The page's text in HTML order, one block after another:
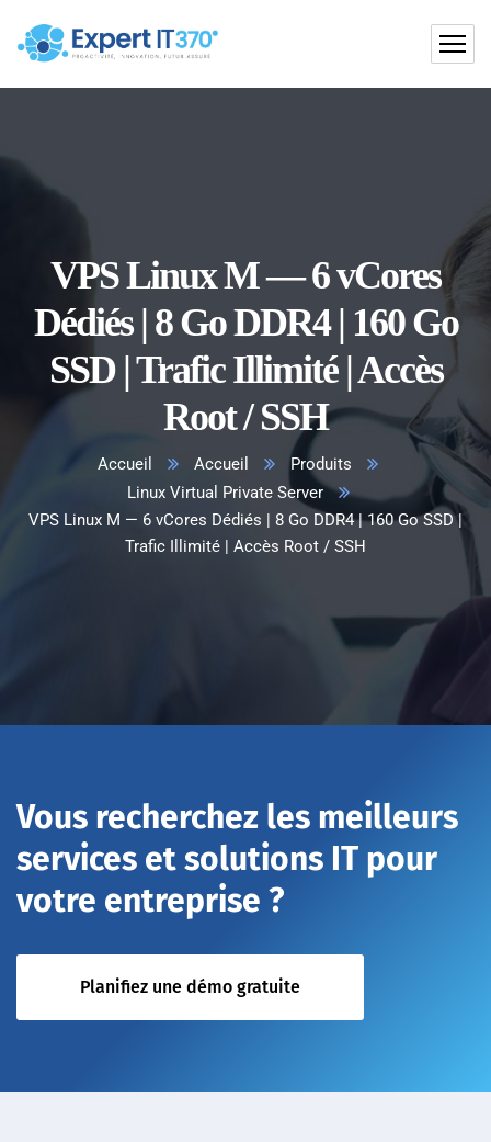
VPS Linux M — 6 vCores
Dédiés | 8 Go DDR4 | 160 Go
SSD | Trafic Illimité | Accès
Root / SSH
Accueil Accueil
Produits
Linux Virtual Private Server
VPS Linux M — 6 vCores Dédiés | 8 Go DDR4 | 160 Go SSD |
Trafic Illimité | Accès Root / SSH
Vous recherchez les meilleurs
services et solutions IT pour
votre entreprise ?
Planifiez une démo gratuite